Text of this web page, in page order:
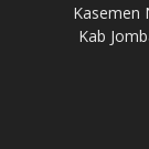
Kasemen
Kab